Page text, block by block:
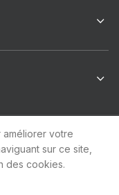
Runsoft.
améliorer votre
sur ce site,
des cookies.